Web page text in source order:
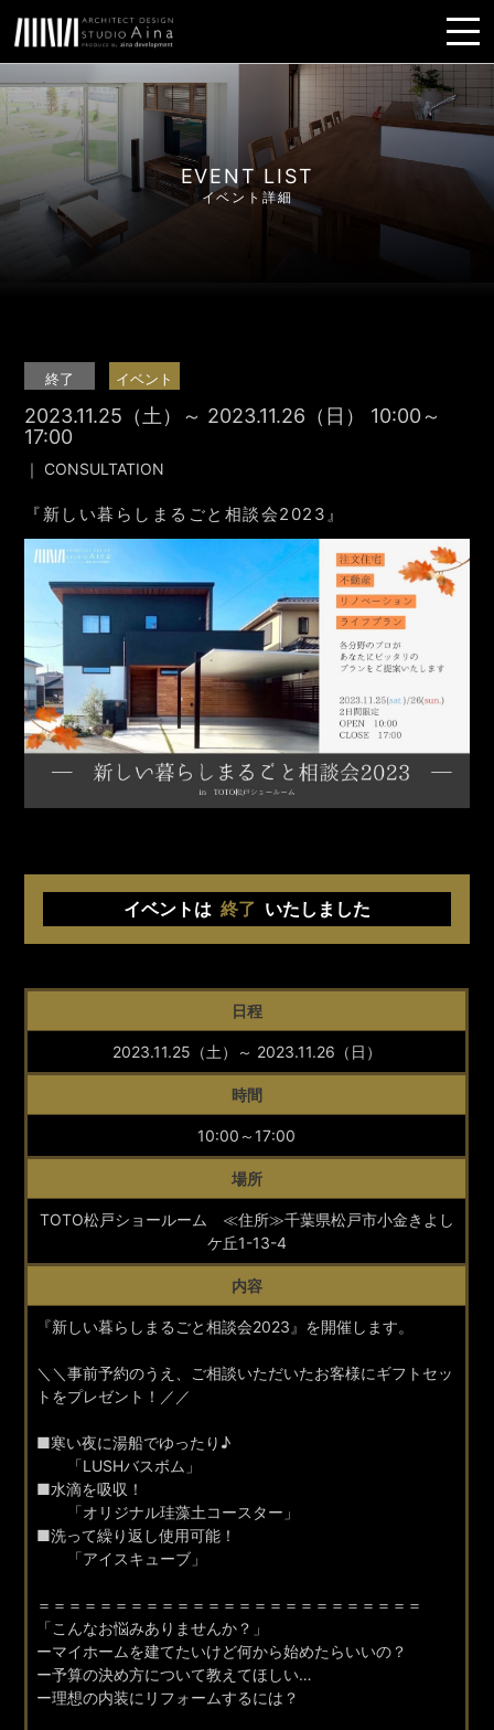
EVENT LIST
イベント詳細
終了 イベント
2023.11.25（土）～ 2023.11.26（日） 10:00～
17:00
｜ CONSULTATION
『新しい暮らしまるごと相談会2023』
イベントは 終了 いたしました
日程
2023.11.25（土）～ 2023.11.26（日）
時間
10:00～17:00
場所
TOTO松戸ショールーム ≪住所≫千葉県松戸市小金きよし
ケ丘1-13-4
内容
『新しい暮らしまるごと相談会2023』を開催します。
＼＼事前予約のうえ、ご相談いただいたお客様にギフトセッ
トをプレゼント！／／
■寒い夜に湯船でゆったり♪
「LUSHバスボム」
■水滴を吸収！
「オリジナル珪藻土コースター」
■洗って繰り返し使用可能！
「アイスキューブ」
＝＝＝＝＝＝＝＝＝＝＝＝＝＝＝＝＝＝＝＝＝＝＝＝＝
「こんなお悩みありませんか？」
ーマイホームを建てたいけど何から始めたらいいの？
ー予算の決め方について教えてほしい…
ー理想の内装にリフォームするには？